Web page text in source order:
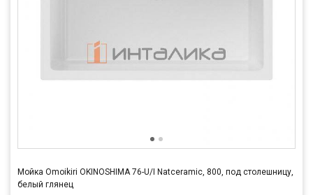
Мойка Omoikiri OKINOSHIMA 76-U/I Natceramic, 800, под столешницу,
белый глянец